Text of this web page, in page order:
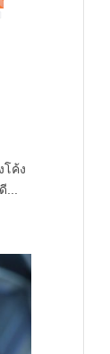
โค้ง
...